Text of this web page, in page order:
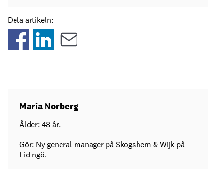
Dela artikeln:
Maria Norberg
Ålder: 48 år.
Gör: Ny general manager på Skogshem & Wijk på
Lidingö.